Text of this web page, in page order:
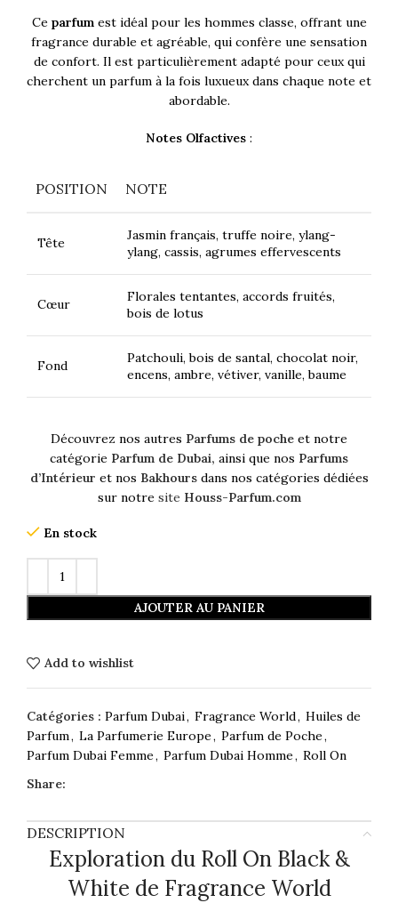
Ce parfumest idéal pour les hommes classe, offrant une
fragrance durable et agréable, qui confère une sensation
de confort. Il est particulièrement adapté pour ceux qui
cherchent un parfum à la fois luxueux dans chaque note et
abordable​.
Notes Olfactives :
POSITION NOTE
Tête
Jasmin français, truffe noire, ylang-
ylang, cassis, agrumes effervescents
Cœur
Florales tentantes, accords fruités,
bois de lotus
Fond
Patchouli, bois de santal, chocolat noir,
encens, ambre, vétiver, vanille, baume
Découvrez nos autres Parfums de poche et notre
catégorie Parfum de Dubai, ainsi que nos Parfums
d’Intérieur et nos Bakhours dans nos catégories dédiées
sur notre site Houss-Parfum.com
En stock
AJOUTER AU PANIER
Add to wishlist
Catégories : Parfum Dubai, Fragrance World, Huiles de
Parfum, La Parfumerie Europe, Parfum de Poche,
Parfum Dubai Femme, Parfum Dubai Homme, Roll On
Share:
DESCRIPTION
Exploration du Roll On Black &
White de Fragrance World